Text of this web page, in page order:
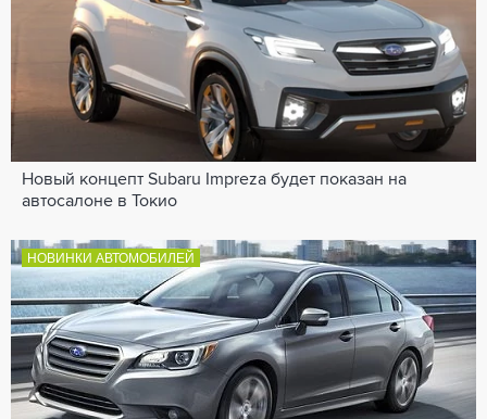
Новый концепт Subaru Impreza будет показан на
автосалоне в Токио
НОВИНКИ АВТОМОБИЛЕЙ